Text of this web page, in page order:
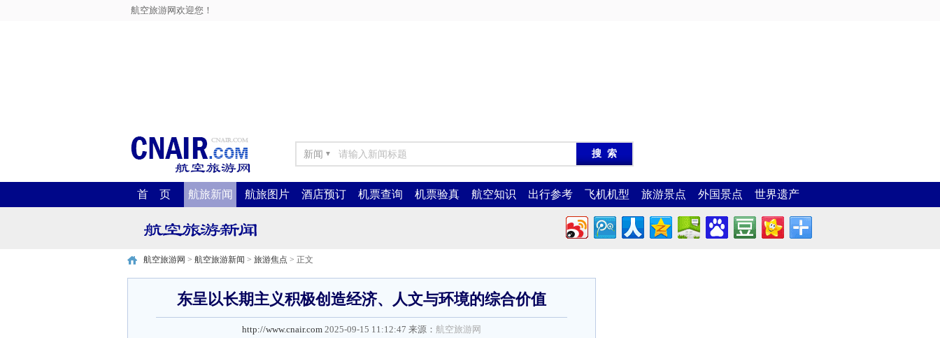
航空旅游网欢迎您！
新闻 ▼
首 页 航旅新闻 航旅图片 酒店预订 机票查询 机票验真 航空知识 出行参考 飞机机型 旅游景点 外国景点 世界遗产
航空旅游网 > 航空旅游新闻 > 旅游焦点 > 正文
东呈以长期主义积极创造经济、人文与环境的综合价值
http://www.cnair.com 2025-09-15 11:12:47 来源： 航空旅游网